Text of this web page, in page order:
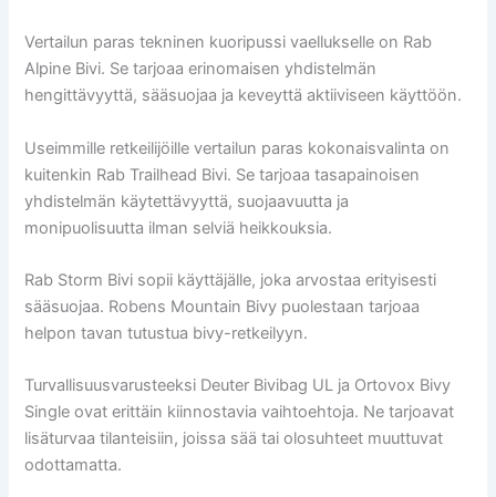
Vertailun paras tekninen kuoripussi vaellukselle on Rab
Alpine Bivi. Se tarjoaa erinomaisen yhdistelmän
hengittävyyttä, sääsuojaa ja keveyttä aktiiviseen käyttöön.
Useimmille retkeilijöille vertailun paras kokonaisvalinta on
kuitenkin Rab Trailhead Bivi. Se tarjoaa tasapainoisen
yhdistelmän käytettävyyttä, suojaavuutta ja
monipuolisuutta ilman selviä heikkouksia.
Rab Storm Bivi sopii käyttäjälle, joka arvostaa erityisesti
sääsuojaa. Robens Mountain Bivy puolestaan tarjoaa
helpon tavan tutustua bivy-retkeilyyn.
Turvallisuusvarusteeksi Deuter Bivibag UL ja Ortovox Bivy
Single ovat erittäin kiinnostavia vaihtoehtoja. Ne tarjoavat
lisäturvaa tilanteisiin, joissa sää tai olosuhteet muuttuvat
odottamatta.